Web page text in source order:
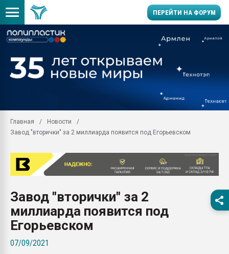
ПЕРЕЙТИ НА ФОРУМ
Вакуум-формовочные
28.07.2026
Всё, что касается
бутылок
Материал
вакуумного
Продам отходы
Главная
Новости
Завод "вторички" за 2 миллиарда появится под Егорьевском
Завод "вторички" за 2
миллиарда появится под
Егорьевском
07/09/2021